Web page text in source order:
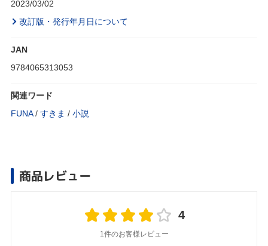
2023/03/02
改訂版・発行年月日について
JAN
9784065313053
関連ワード
FUNA/ すきま / 小説
商品レビュー
4
1件のお客様レビュー